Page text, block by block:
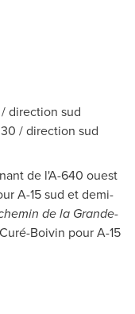
direction sud
/ direction sud
de l'A-640 ouest
A-15 sud et demi-
de la Grande-
Boivin pour A-15